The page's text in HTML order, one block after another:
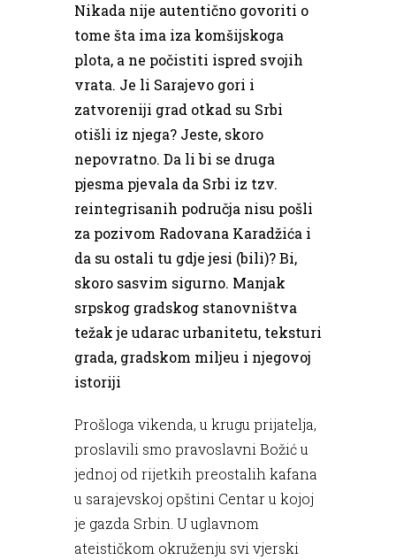
Nikada nije autentično govoriti o
tome šta ima iza komšijskoga
plota, a ne počistiti ispred svojih
vrata. Je li Sarajevo gori i
zatvoreniji grad otkad su Srbi
otišli iz njega? Jeste, skoro
nepovratno. Da li bi se druga
pjesma pjevala da Srbi iz tzv.
reintegrisanih područja nisu pošli
za pozivom Radovana Karadžića i
da su ostali tu gdje jesi (bili)? Bi,
skoro sasvim sigurno. Manjak
srpskog gradskog stanovništva
težak je udarac urbanitetu, teksturi
grada, gradskom miljeu i njegovoj
istoriji
Prošloga vikenda, u krugu prijatelja,
proslavili smo pravoslavni Božić u
jednoj od rijetkih preostalih kafana
u sarajevskoj opštini Centar u kojoj
je gazda Srbin. U uglavnom
ateističkom okruženju svi vjerski